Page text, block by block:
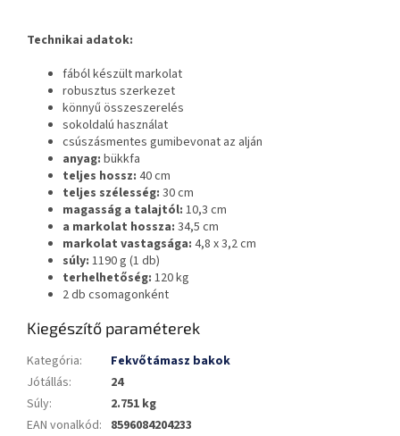
Technikai adatok:
fából készült markolat
robusztus szerkezet
könnyű összeszerelés
sokoldalú használat
csúszásmentes gumibevonat az alján
anyag: bükkfa
teljes hossz: 40 cm
teljes szélesség: 30 cm
magasság a talajtól: 10,3 cm
a markolat hossza: 34,5 cm
markolat vastagsága: 4,8 x 3,2 cm
súly: 1190 g (1 db)
terhelhetőség: 120 kg
2 db csomagonként
Kiegészítő paraméterek
Kategória:
Fekvőtámasz bakok
Jótállás:
24
Súly:
2.751 kg
EAN vonalkód: 8596084204233